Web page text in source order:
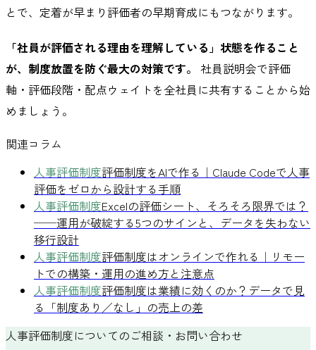
とで、定着が早まり評価者の早期育成にもつながります。
「社員が評価される理由を理解している」状態を作ること
が、制度放置を防ぐ最大の対策です。 社員説明会で評価
軸・評価段階・配点ウェイトを全社員に共有することから始
めましょう。
関連コラム
人事評価制度評価制度をAIで作る｜Claude Codeで人事
評価をゼロから設計する手順
人事評価制度Excelの評価シート、そろそろ限界では？
──運用が破綻する5つのサインと、データを失わない
移行設計
人事評価制度評価制度はオンラインで作れる｜リモー
トでの構築・運用の進め方と注意点
人事評価制度評価制度は業績に効くのか？データで見
る「制度あり／なし」の売上の差
人事評価制度についてのご相談・お問い合わせ